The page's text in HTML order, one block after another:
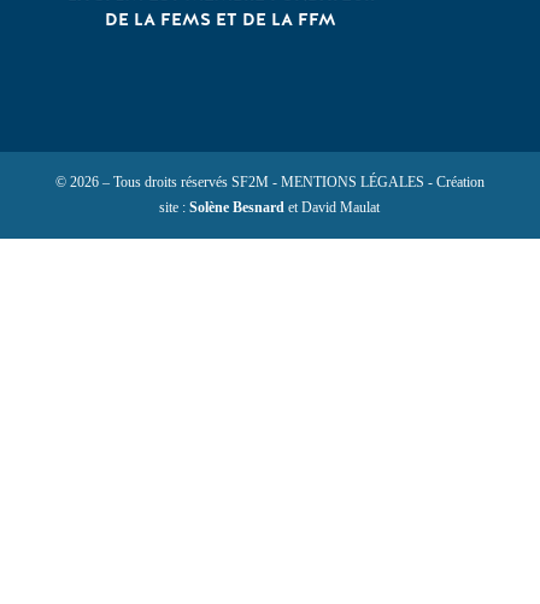
DE LA FEMS ET DE LA FFM
© 2026 – Tous droits réservés SF2M - MENTIONS LÉGALES - Création
site :Solène Besnard et David Maulat